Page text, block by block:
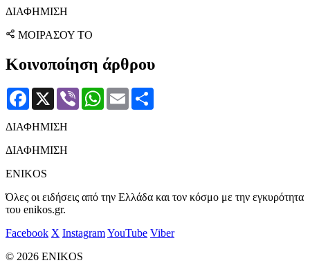
ΔΙΑΦΗΜΙΣΗ
ΜΟΙΡΑΣΟΥ ΤΟ
Κοινοποίηση άρθρου
Facebook
X Viber WhatsApp
Email
ΔΙΑΦΗΜΙΣΗ
ΔΙΑΦΗΜΙΣΗ
ENIKOS
Όλες οι ειδήσεις από την Ελλάδα και τον κόσμο με την εγκυρότητα
του enikos.gr.
Facebook X InstagramYouTube Viber
© 2026 ENIKOS